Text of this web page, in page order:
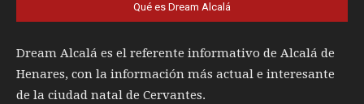
Qué es Dream Alcalá
Dream Alcalá es el referente informativo de Alcalá de
Henares, con la información más actual e interesante
de la ciudad natal de Cervantes.